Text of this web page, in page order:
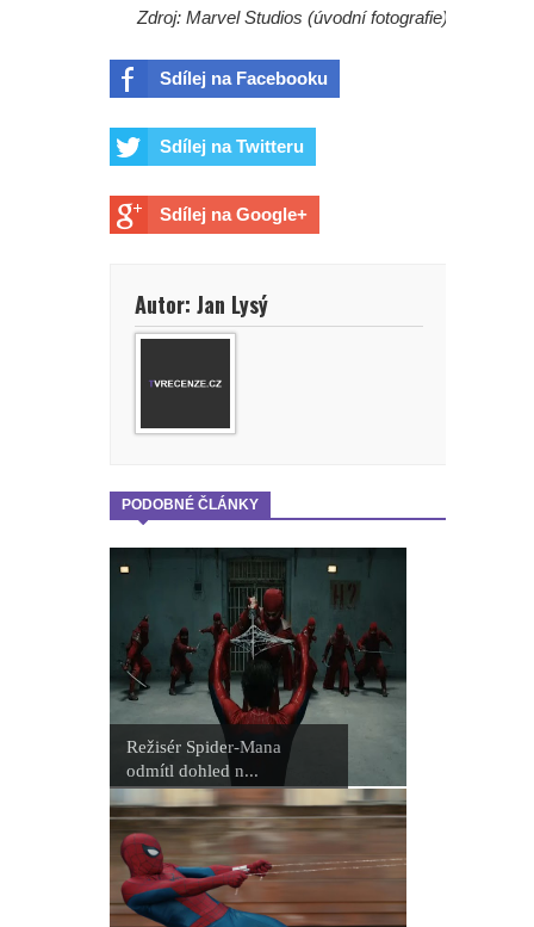
Zdroj: Marvel Studios (úvodní fotografie)
Sdílej na Facebooku
Sdílej na Twitteru
Sdílej na Google+
Autor: Jan Lysý
PODOBNÉ ČLÁNKY
Režisér Spider-Mana
odmítl dohled n...